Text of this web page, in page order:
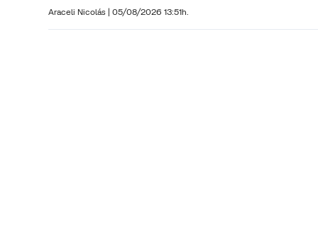
Araceli Nicolás | 05/08/2026 13:51h.